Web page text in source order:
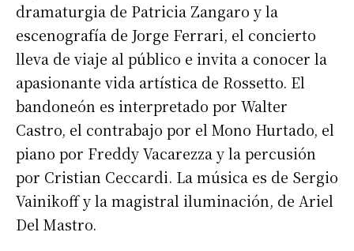
dramaturgia de Patricia Zangaro y la
escenografía de Jorge Ferrari, el concierto
lleva de viaje al público e invita a conocer la
apasionante vida artística de Rossetto. El
bandoneón es interpretado por Walter
Castro, el contrabajo por el Mono Hurtado, el
piano por Freddy Vacarezza y la percusión
por Cristian Ceccardi. La música es de Sergio
Vainikoff y la magistral iluminación, de Ariel
Del Mastro.